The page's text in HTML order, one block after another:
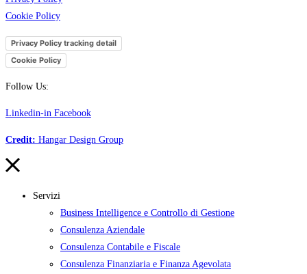
Cookie Policy
Privacy Policy tracking detail
Cookie Policy
Follow Us:
Linkedin-in Facebook
Credit: Hangar Design Group
Servizi
Business Intelligence e Controllo di Gestione
Consulenza Aziendale
Consulenza Contabile e Fiscale
Consulenza Finanziaria e Finanza Agevolata